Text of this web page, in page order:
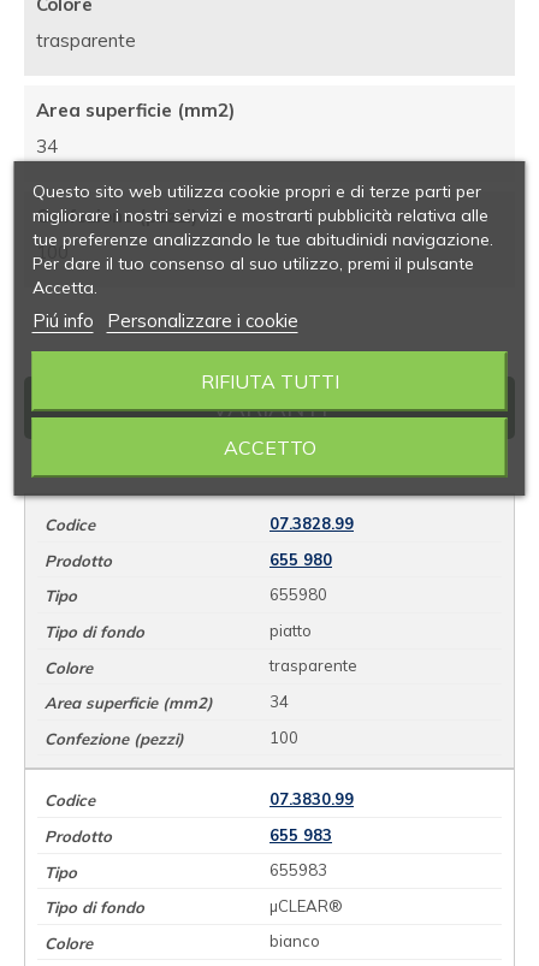
trasparente
Area superficie (mm2)
34
Confezione (pezzi)
100
VARIANTI
07.3828.99
655 980
655980
piatto
trasparente
34
100
07.3830.99
655 983
655983
µCLEAR®
bianco
Questo sito web utilizza cookie propri e di terze parti per
migliorare i nostri servizi e mostrarti pubblicità relativa alle
tue preferenze analizzando le tue abitudinidi navigazione.
Per dare il tuo consenso al suo utilizzo, premi il pulsante
Accetta.
Piú info Personalizzare i cookie
RIFIUTA TUTTI
ACCETTO